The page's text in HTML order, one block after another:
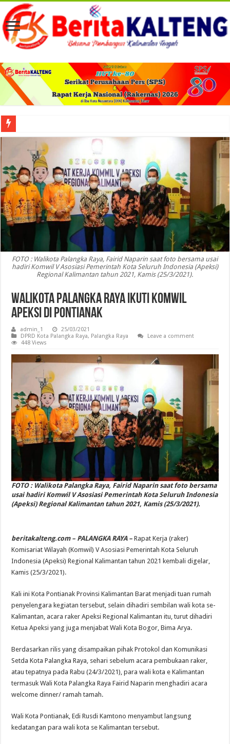
Viral! Selama Dua Bulan Lebih Siltap Serta Tunjangan Pemdes dan BPD di
FOTO : Walikota Palangka Raya, Fairid Naparin saat foto bersama usai
hadiri Komwil V Asosiasi Pemerintah Kota Seluruh Indonesia (Apeksi)
Regional Kalimantan tahun 2021, Kamis (25/3/2021).
Walikota Palangka Raya Ikuti Komwil
Apeksi di Pontianak
admin_1
25/03/2021
DPRD Kota Palangka Raya, Palangka Raya
Leave a comment
448 Views
FOTO : Walikota Palangka Raya, Fairid Naparin saat foto bersama
usai hadiri Komwil V Asosiasi Pemerintah Kota Seluruh Indonesia
(Apeksi) Regional Kalimantan tahun 2021, Kamis (25/3/2021).
beritakalteng.com – PALANGKA RAYA – Rapat Kerja (raker)
Komisariat Wilayah (Komwil) V Asosiasi Pemerintah Kota Seluruh
Indonesia (Apeksi) Regional Kalimantan tahun 2021 kembali digelar,
Kamis (25/3/2021).
Kali ini Kota Pontianak Provinsi Kalimantan Barat menjadi tuan rumah
penyelengara kegiatan tersebut, selain dihadiri sembilan wali kota se-
Kalimantan, acara raker Apeksi Regional Kalimantan itu, turut dihadiri
Ketua Apeksi yang juga menjabat Wali Kota Bogor, Bima Arya.
Berdasarkan rilis yang disampaikan pihak Protokol dan Komunikasi
Setda Kota Palangka Raya, sehari sebelum acara pembukaan raker,
atau tepatnya pada Rabu (24/3/2021), para wali kota e Kalimantan
termasuk Wali Kota Palangka Raya Fairid Naparin menghadiri acara
welcome dinner/ ramah tamah.
Wali Kota Pontianak, Edi Rusdi Kamtono menyambut langsung
kedatangan para wali kota se Kalimantan tersebut.